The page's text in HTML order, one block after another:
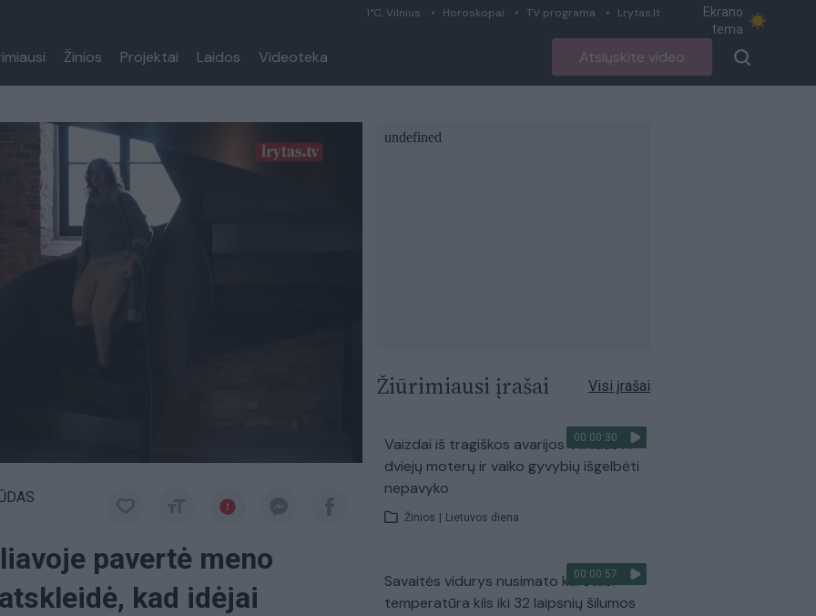
1°C, Vilnius Horoskopai TV programa Lrytas.lt
Ekrano
tema
Žinios Projektai Laidos Videoteka Atsiųskite video
pavertė meno
kad idėjai
Žiūrimiausi įrašai Visi įrašai
00:00:30
Vaizdai iš tragiškos avarijos Vilniaus r.:
dviejų moterų ir vaiko gyvybių išgelbėti
nepavyko
Žinios Lietuvos diena
00:00:57
Savaitės vidurys nusimato karštas:
temperatūra kils iki 32 laipsnių šilumos